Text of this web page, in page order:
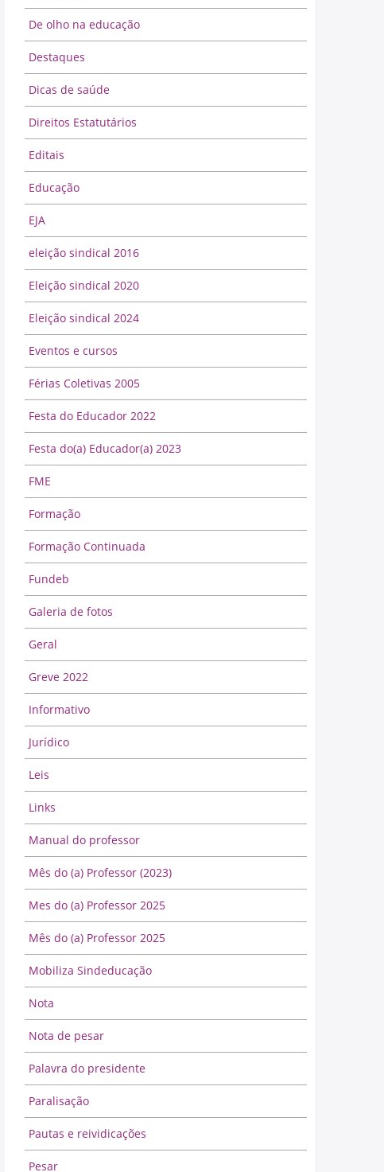
De olho na educação
Destaques
Dicas de saúde
Direitos Estatutários
Editais
Educação
EJA
eleição sindical 2016
Eleição sindical 2020
Eleição sindical 2024
Eventos e cursos
Férias Coletivas 2005
Festa do Educador 2022
Festa do(a) Educador(a) 2023
FME
Formação
Formação Continuada
Fundeb
Galeria de fotos
Geral
Greve 2022
Informativo
Jurídico
Leis
Links
Manual do professor
Mês do (a) Professor (2023)
Mes do (a) Professor 2025
Mês do (a) Professor 2025
Mobiliza Sindeducação
Nota
Nota de pesar
Palavra do presidente
Paralisação
Pautas e reividicações
Pesar